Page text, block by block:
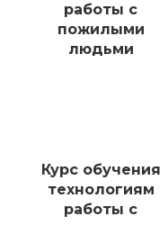
работы с
пожилыми
людьми
Курс обучения
технологиям
работы с